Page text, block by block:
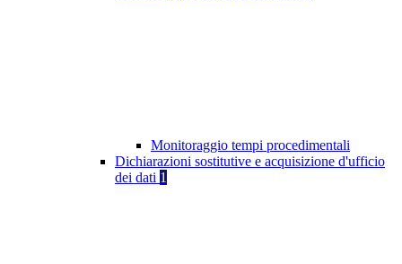
Monitoraggio tempi procedimentali
Dichiarazioni sostitutive e acquisizione d'ufficio
dei dati 1